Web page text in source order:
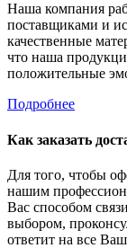
Наша компания
поставщиками и
качественные
что наша
положительные
Подробнее
Как заказать
Для того, чтобы
нашим
Вас способом
выбором,
ответит на все